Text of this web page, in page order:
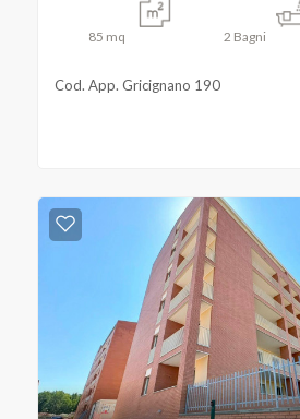
85 mq 2 Bagni
Cod. App. Gricignano 190